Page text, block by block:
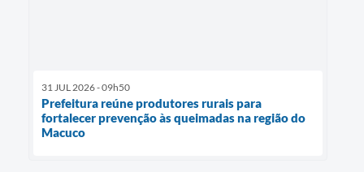
31 JUL 2026 - 09h50
Prefeitura reúne produtores rurais para
fortalecer prevenção às queimadas na região do
Macuco